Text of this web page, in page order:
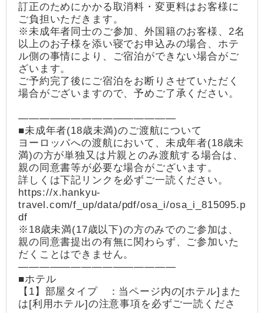
訂正のためにかかる取消料・変更料はお客様に
ご負担いただきます。
※未成年者同士のご参加、外国籍のお客様、2名
以上のお子様を添い寝でお申込みの場合、ホテ
ル側の事情により、ご宿泊ができない場合がご
ざいます。
ご予約完了後にご宿泊をお断りさせていただく
場合がございますので、予めご了承ください。
―――――――――――――――
■未成年者(18歳未満)のご渡航について
ヨーロッパへの渡航において、未成年者(18歳未
満)の方が単独又は片親とのみ渡航する場合は、
親の同意書等が必要な場合がございます。
詳しくは下記リンクを必ずご一読ください。
https://x.hankyu-
travel.com/f_up/data/pdf/osa_i/osa_i_815095.p
df
※18歳未満(17歳以下)の方のみでのご参加は、
親の同意書提出の有無に関わらず、ご参加いた
だくことはできません。
―――――――――――――――
■ホテル
【1】部屋タイプ ：当ページ内の[ホテル]また
は[利用ホテル]の注意事項を必ずご一読くださ